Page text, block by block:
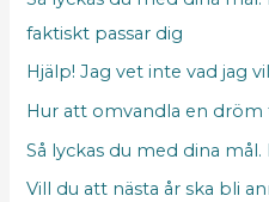
faktiskt passar dig
Hjälp! Jag vet inte vad jag
Hur att omvandla en dröm
Så lyckas du med dina
Vill du att nästa år ska bli